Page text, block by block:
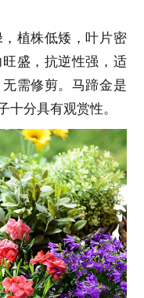
植株低矮，叶片密
盛，抗逆性强，适
需修剪。马蹄金是
十分具有观赏性。